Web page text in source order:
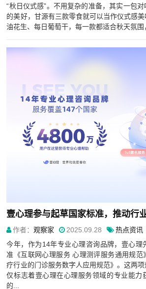
“秋日仪式感”。不用复杂的准备，其实一包
的美好，甘源有三款零食就可以当作仪式感
油花生、每日葡萄干，每一款都适合秋天氛
作者：观察家 2025.09.28 热点资讯
今年，作为14年专业心理咨询品牌，壹心理
准《互联网心理服务 心理测评服务通用规范
疗行业的门诊服务数字人应用规范》。这两
仅标志着壹心理在心理服务领域的专业能力
的...